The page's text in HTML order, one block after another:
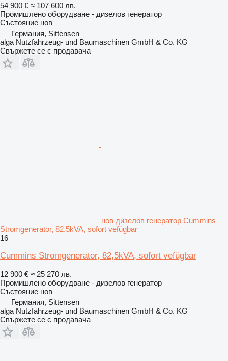
54 900 € ≈ 107 600 лв.
Промишлено оборудване - дизелов генератор
Състояние нов
Германия, Sittensen
alga Nutzfahrzeug- und Baumaschinen GmbH & Co. KG
Свържете се с продавача
нов дизелов генератор Cummins
Stromgenerator, 82,5kVA, sofort vefügbar
16
Cummins Stromgenerator, 82,5kVA, sofort vefügbar
12 900 € ≈ 25 270 лв.
Промишлено оборудване - дизелов генератор
Състояние нов
Германия, Sittensen
alga Nutzfahrzeug- und Baumaschinen GmbH & Co. KG
Свържете се с продавача